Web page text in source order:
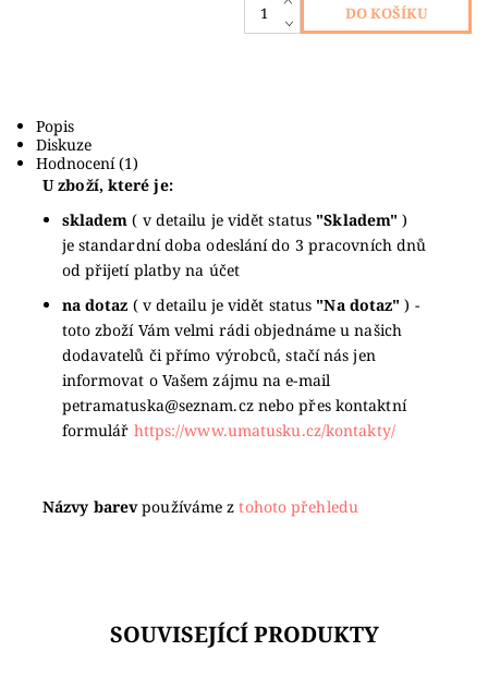
Popis
Diskuze
Hodnocení (1)
U zboží, které je:
skladem ( v detailu je vidět status "Skladem")
je standardní doba odeslání do 3 pracovních dnů
od přijetí platby na účet
na dotaz ( v detailu je vidět status "Na dotaz") -
toto zboží Vám velmi rádi objednáme u našich
dodavatelů či přímo výrobců, stačí nás jen
informovat o Vašem zájmu na e-mail
petramatuska@seznam.cz nebo přes kontaktní
formulář https://www.umatusku.cz/kontakty/
Názvy barev používáme ztohoto přehledu
SOUVISEJÍCÍ PRODUKTY